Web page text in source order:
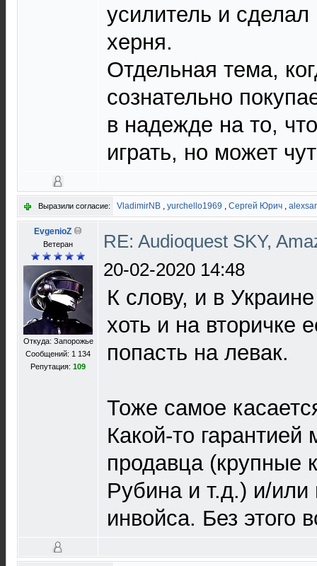
усилитель и
херня.
Отдельная тема,
сознательно
в надежде на то,
играть, но может
Выразили согласие: VladimirNB , yurchello1969 , Сергей Юрич ,
EvgenioZ
Ветеран
Откуда: Запорожье
Сообщений: 1 134
Репутация: 109
RE: Audioquest SKY,
20-02-2020 14:48
К слову, и в
хоть и на вторичке
попасть на левак.
Тоже самое
Какой-то
продавца (крупные
Рубина и т.д.) и/или
инвойса. Без этого